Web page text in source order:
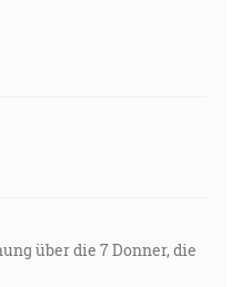
über die 7 Donner, die